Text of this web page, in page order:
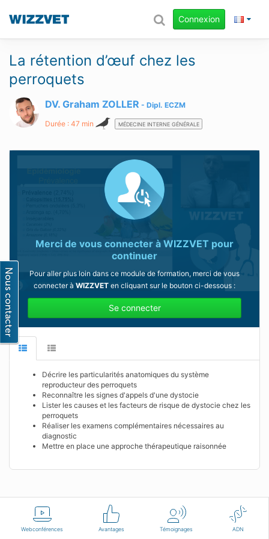
Webconférences Avantages Témoignages ADN
Connexion
La rétention d’œuf chez les
perroquets
DV. Graham ZOLLER Dipl. ECZM
Durée : 47 min MÉDECINE INTERNE GÉNÉRALE
Merci de vous connecter à WIZZVET pour
continuer
Pour aller plus loin dans ce module de formation, merci de vous
connecter à WIZZVET en cliquant sur le bouton ci-dessous :
Se connecter
Décrire les particularités anatomiques du système
reproducteur des perroquets
Reconnaître les signes d'appels d'une dystocie
Lister les causes et les facteurs de risque de dystocie chez les
perroquets
Réaliser les examens complémentaires nécessaires au
diagnostic
Mettre en place une approche thérapeutique raisonnée
Français Conditions d'utilisation Nous contacter